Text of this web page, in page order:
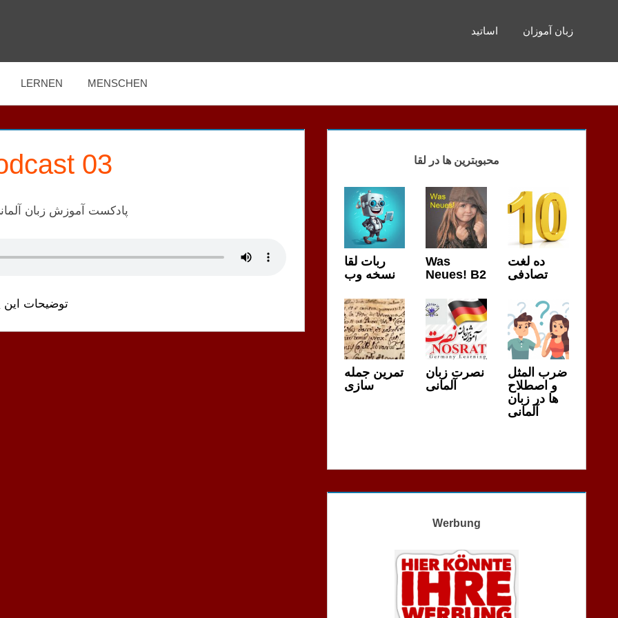
اساتید زبان آموزان
LERNEN MENSCHEN
03
پادکست آموزش زبان
توضیحات
محبوبترین ها در لقا
ربات لقا
نسخه وب
Was
Neues! B2
ده لغت
تصادفی
تمرین جمله
سازی
نصرت زبان
آلمانی
ضرب المثل
و اصطلاح
ها در زبان
آلمانی
Werbung